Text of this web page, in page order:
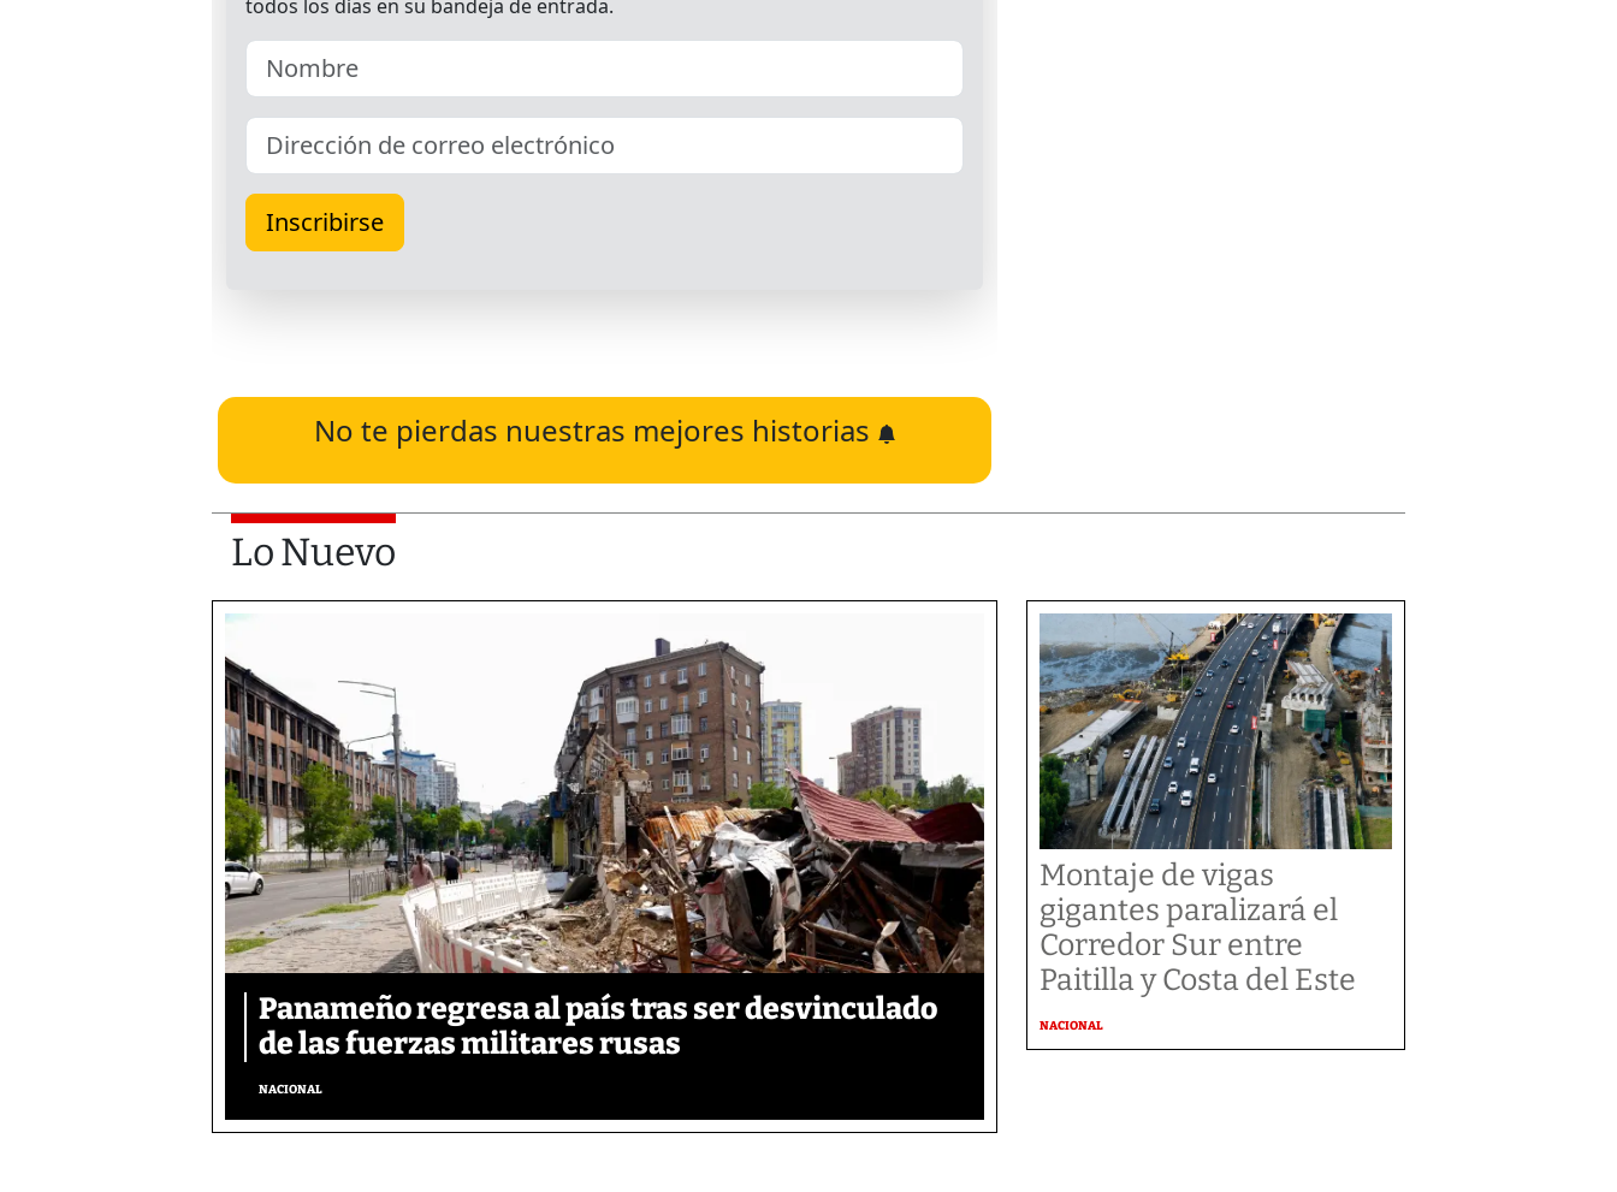
No te pierdas nuestras mejores historias
Lo Nuevo
Panameño regresa al país tras ser desvinculado
de las fuerzas militares rusas
NACIONAL
Montaje de vigas
gigantes paralizará el
Corredor Sur entre
Paitilla y Costa del Este
NACIONAL